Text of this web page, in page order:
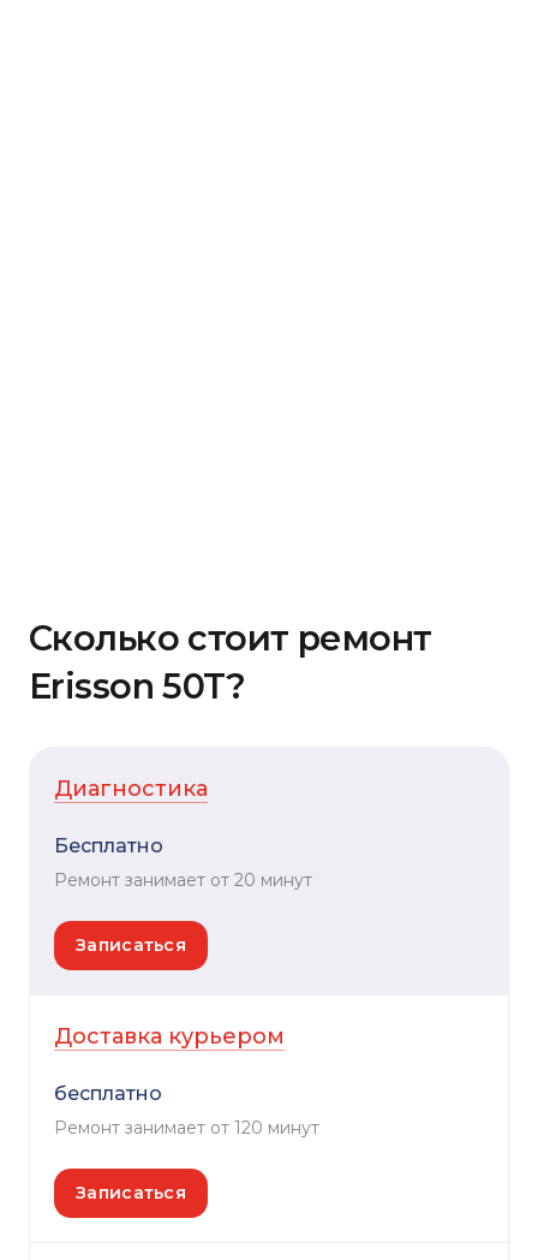
Сколько стоит ремонт
Erisson 50T?
Диагностика
Бесплатно
Ремонт занимает от 20 минут
Записаться
Доставка курьером
бесплатно
Ремонт занимает от 120 минут
Записаться